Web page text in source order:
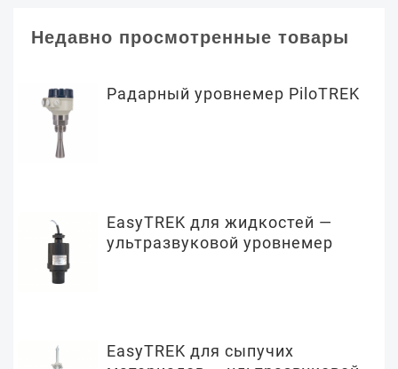
Недавно просмотренные товары
Радарный уровнемер PiloTREK
EasyTREK для жидкостей —
ультразвуковой уровнемер
EasyTREK для сыпучих